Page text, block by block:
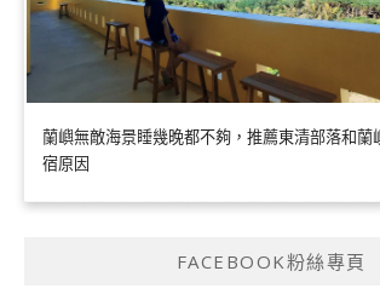
蘭嶼無敵海景睡幾晚都不夠，推薦東清部落和蘭
宿原因
FACEBOOK粉絲專頁